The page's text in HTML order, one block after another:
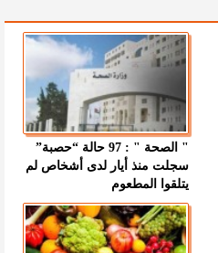
" الصحة " : 97 حالة “حصبة”
سجلت منذ أيار لدى أشخاص لم
يتلقوا المطعوم